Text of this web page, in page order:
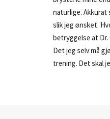
naturlige. Akkurat
slik jeg ønsket.
betryggelse at
Det jeg selv må
trening. Det skal